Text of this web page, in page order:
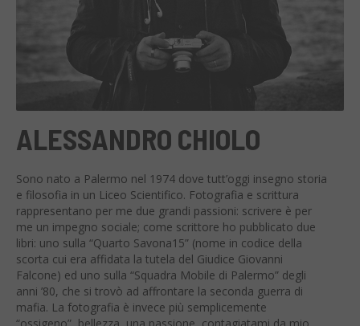
ALESSANDRO CHIOLO
Sono nato a Palermo nel 1974 dove tutt’oggi insegno storia
e filosofia in un Liceo Scientifico. Fotografia e scrittura
rappresentano per me due grandi passioni: scrivere è per
me un impegno sociale; come scrittore ho pubblicato due
libri: uno sulla “Quarto Savona15” (nome in codice della
scorta cui era affidata la tutela del Giudice Giovanni
Falcone) ed uno sulla “Squadra Mobile di Palermo” degli
anni ’80, che si trovò ad affrontare la seconda guerra di
mafia. La fotografia è invece più semplicemente